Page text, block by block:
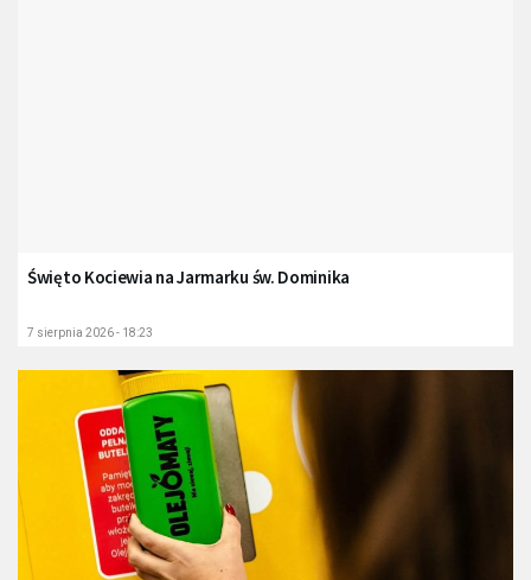
Święto Kociewia na Jarmarku św. Dominika
7 sierpnia 2026 - 18:23